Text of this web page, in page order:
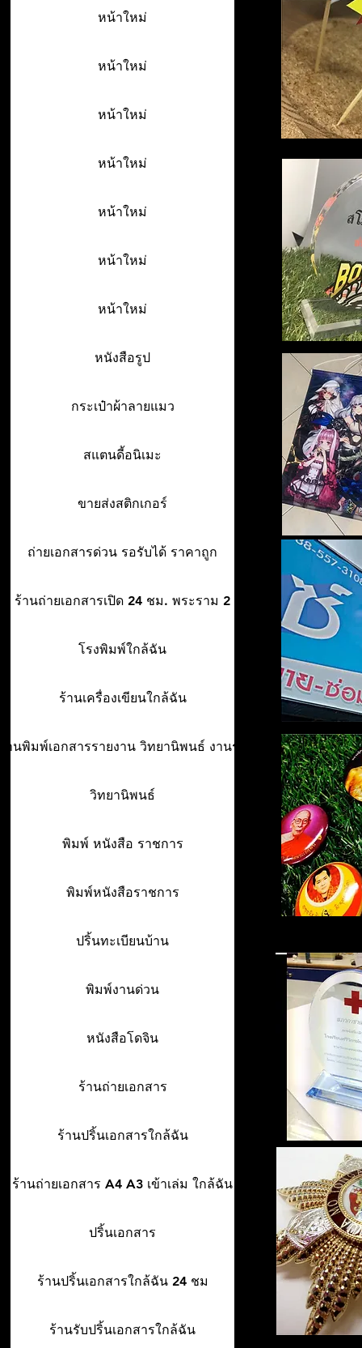
หน้าใหม่
หน้าใหม่
หน้าใหม่
หน้าใหม่
หน้าใหม่
หน้าใหม่
หน้าใหม่
หนังสือรูป
กระเป๋าผ้าลายแมว
สแตนดี้อนิเมะ
ขายส่งสติกเกอร์
ถ่ายเอกสารด่วน รอรับได้ ราคาถูก
ร้านถ่ายเอกสารเปิด 24 ชม. พระราม 2
โรงพิมพ์ใกล้ฉัน
ร้านเครื่องเขียนใกล้ฉัน
านพิมพ์เอกสารรายงาน วิทยานิพนธ์ งานรา
วิทยานิพนธ์
พิมพ์ หนังสือ ราชการ
พิมพ์หนังสือราชการ
ปริ้นทะเบียนบ้าน
พิมพ์งานด่วน
หนังสือโดจิน
ร้านถ่ายเอกสาร
ร้านปริ้นเอกสารใกล้ฉัน
ร้านถ่ายเอกสาร A4 A3 เข้าเล่ม ใกล้ฉัน
ปริ้นเอกสาร
ร้านปริ้นเอกสารใกล้ฉัน 24 ชม
ร้านรับปริ้นเอกสารใกล้ฉัน